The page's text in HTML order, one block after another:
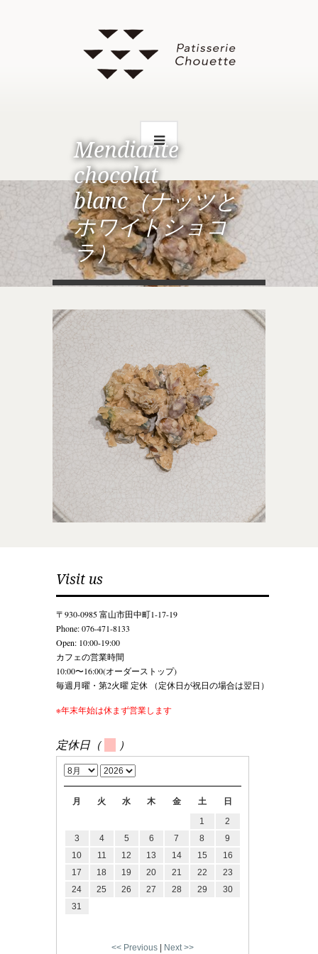
Mendiante
chocolat
blanc（ナッツと
ホワイトショコ
ラ）
Visit us
〒930-0985 富山市田中町1-17-19
Phone: 076-471-8133
Open: 10:00-19:00
カフェの営業時間
10:00〜16:00(オーダーストップ)
毎週月曜・第2火曜 定休 （定休日が祝日の場合は翌日）
※年末年始は休まず営業します
定休日（ ）
月 火 水 木 金 土 日
<< Previous| Next >>
1
2
3
4 5 6 7 8
9
10
11 12 13 14 15
16
17
18 19 20 21 22
23
24
25 26 27 28 29
30
31